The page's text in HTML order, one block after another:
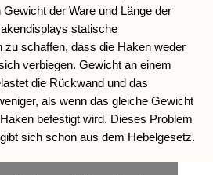
der Ware und Länge der
statische
zu schaffen, dass die Haken weder
verbiegen. Gewicht an einem
die Rückwand und das
als wenn das gleiche Gewicht
befestigt wird. Dieses Problem
sich schon aus dem Hebelgesetz.